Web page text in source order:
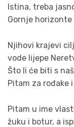
Istina, treba
Gornje
Njihovi krajevi
vode lijepe
Što li će biti s
Pitam za rođake
Pitam u ime
žuku i botur, a